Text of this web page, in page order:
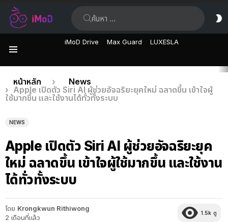
iMoD Drive Max Guard LUXESLA
เรื่อง
ล่าสุด
คุณอยู่ที่นี่:
หน้าหลัก
News
Apple เปิดตัว Siri AI ผู้ช่วยอัจฉริยะยุคใหม่ ฉลาดขึ้น เข้าใจผู้
ใช้มากขึ้น และใช้งานได้ทั่วทั้งระบบ
NEWS
Apple เปิดตัว Siri AI ผู้ช่วยอัจฉริยะยุค
ใหม่ ฉลาดขึ้น เข้าใจผู้ใช้มากขึ้น และใช้งาน
ได้ทั่วทั้งระบบ
โดย Krongkwun Rithiwong
2 เดือนที่แล้ว
1.5k ดู